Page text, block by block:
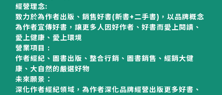
經營理念:
致力於為作者出版、銷售好書(新書+二手書)，以品牌概念
為作者宣傳好書，讓更多人因好作者、好書而愛上閱讀、
愛上健康、愛上環境
營業項目 :
作者經紀、圖書出版、整合行銷、圖書銷售、經銷大健
康、大自然的嚴選好物
未來願景：
深化作者經紀領域，為作者深化品牌經營出版更多好書、